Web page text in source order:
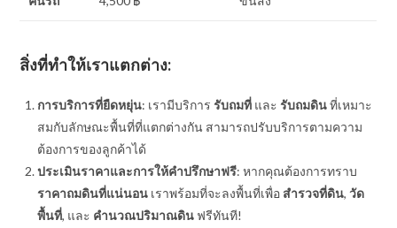
สิ่งที่ทำให้เราแตกต่าง:
การบริการที่ยืดหยุ่น: เรามีบริการรับถมที่ และรับถมดินที่เหมาะ
สมกับลักษณะพื้นที่ที่แตกต่างกัน สามารถปรับบริการตามความ
ต้องการของลูกค้าได้
ประเมินราคาและการให้คำปรึกษาฟรี: หากคุณต้องการทราบ
ราคาถมดินที่แน่นอน เราพร้อมที่จะลงพื้นที่เพื่อ สำรวจที่ดิน,วัด
พื้นที่, และ คำนวณปริมาณดิน ฟรีทันที!